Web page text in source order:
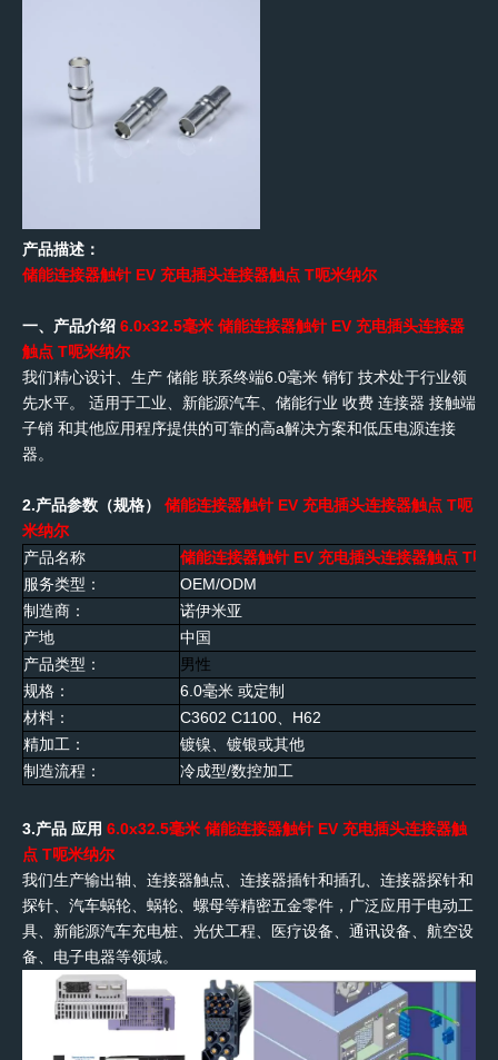
产品描述 ：
储能连接器触针 EV 充电插头连接器触点 T呃米纳尔
一、产品介绍 6.0x32.5毫米 储能连接器触针 EV 充电插头连接器
触点 T呃米纳尔
我们精心设计、生产 储能 联系终端6.0毫米 销钉 技术处于行业领
先水平。
适用于工业、新能源汽车、储能行业 收费 连接器 接触端
子销 和其他应用程序提供的可靠的高a解决方案和低压电源连接
器。
2.产品参数（规格） 储能连接器触针 EV 充电插头连接器触点 T呃
米纳尔
产品名称
储能连接器触针 EV 充电插头连接器触点 T呃
服务类型 ：
OEM/ODM
制造商 ：
诺伊米亚
产地
中国
产品类型 ：
男性
规格 ： 6.0毫米 或定制
材料 ： C3602 C1100、H62
精加工 ：
镀镍、镀银或其他
制造流程 ： 冷成型/数控加工
3.产品 应用 6.0x32.5毫米 储能连接器触针 EV 充电插头连接器触
点 T呃米纳尔
我们生产输出轴、连接器触点、连接器插针和插孔、连接器探针和
探针、汽车蜗轮、蜗轮、螺母等精密五金零件，广泛应用于电动工
具、新能源汽车充电桩、光伏工程、医疗设备、通讯设备、航空设
备、电子电器等领域。